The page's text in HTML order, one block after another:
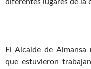
El Alcalde de
que estuvieron